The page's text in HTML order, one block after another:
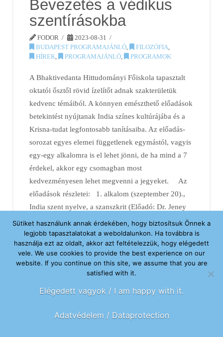
Bevezetés a védikus
szentírásokba
FODOR
2023-08-31
BUDAPEST PROGRAMAJÁNLÓ, FILOZÓFIA,
HÍREK, PROGRAMAJÁNLÓ, PROGRAMOK
A Bhaktivedanta Hittudományi Főiskola tapasztalt
oktatói ősztől rövid ízelítőt adnak szakterületük
kedvenc témáiból. A könnyen emészthető előadások
betekintést nyújtanak India színes kultúrájába és a
Krisna-tudat legfontosabb tanításaiba. Az előadás-
sorozat egyes elemei függetlenek egymástól, vagyis
egy-egy alkalomra is el lehet jönni, de ha mind a 7
érdekel, akkor egy csomagban most
kedvezményesen lehet megvenni a jegyeket. Az
előadások részletei: 1. alkalom (szeptember 20).,
India szent nyelve, a szanszkrit (Előadó: Dr. Jeney
Rita/Amritánanda Déví Dászí) 2. alkalom
(szeptember 27.), Bhagavad-gítá – Örök tanítás,
mely a lelkedhez szól (Előadó: Dr. Tasi István/Ísvara
Krisna Dásza) 3. alkalom (október 10.),
Read More
Sütiket használunk annak érdekében, hogy biztosítsuk Önnek a
legjobb tapasztalatokat a weboldalunkon. Ha továbbra is
használja ezt az oldalt, akkor azt feltételezzük, hogy elégedett
vele. We use cookies to provide the best experience on our
website. If you continue on this site, we assume that you are
satisfied with it.
Elégedett vagyok / I am happy with it.
Adatvédelem / Dataprotection